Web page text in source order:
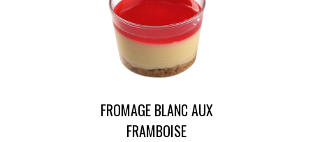
FROMAGE BLANC AUX
FRAMBOISE